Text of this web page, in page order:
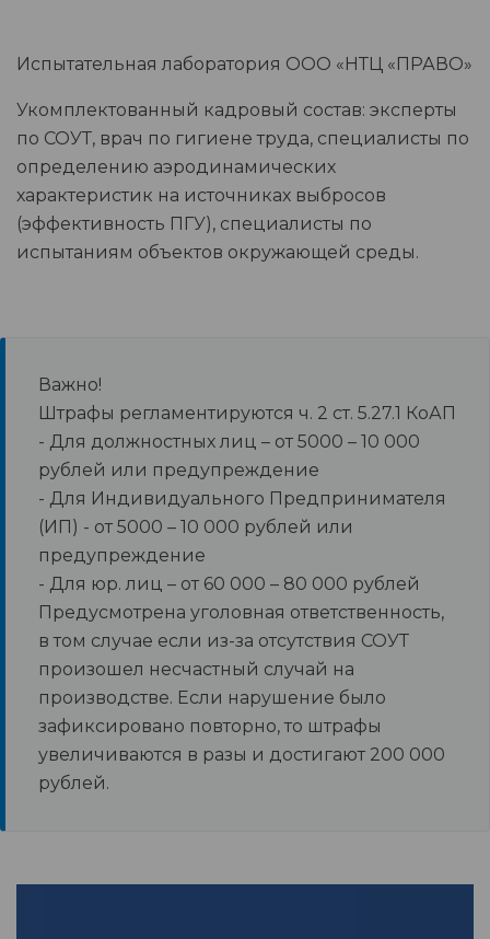
Испытательная лаборатория ООО «НТЦ «ПРАВО»
Укомплектованный кадровый состав: эксперты
по СОУТ, врач по гигиене труда, специалисты по
определению аэродинамических
характеристик на источниках выбросов
(эффективность ПГУ), специалисты по
испытаниям объектов окружающей среды.
Важно!
Штрафы регламентируются ч. 2 ст. 5.27.1 КоАП
- Для должностных лиц – от 5000 – 10 000
рублей или предупреждение
- Для Индивидуального Предпринимателя
(ИП) - от 5000 – 10 000 рублей или
предупреждение
- Для юр. лиц – от 60 000 – 80 000 рублей
Предусмотрена уголовная ответственность,
в том случае если из-за отсутствия СОУТ
произошел несчастный случай на
производстве. Если нарушение было
зафиксировано повторно, то штрафы
увеличиваются в разы и достигают 200 000
рублей.